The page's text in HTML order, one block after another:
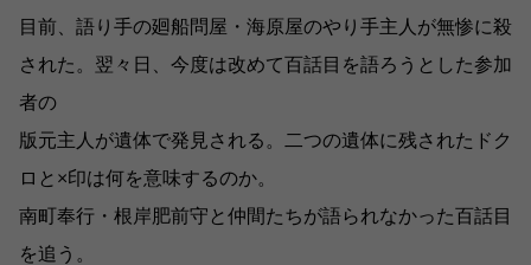
目前、語り手の廻船問屋・海原屋のやり手主人が無惨に殺
された。翌々日、今度は改めて百話目を語ろうとした参加
者の
版元主人が遺体で発見される。二つの遺体に残されたドク
ロと×印は何を意味するのか。
南町奉行・根岸肥前守と仲間たちが語られなかった百話目
を追う。